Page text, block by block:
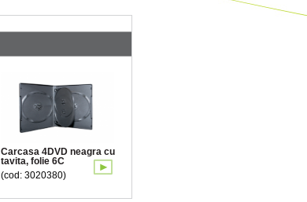
Carcasa 4DVD neagra cu
tavita, folie 6C
(cod: 3020380)